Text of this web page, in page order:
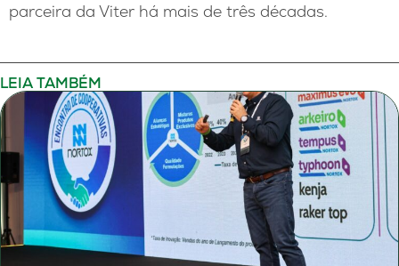
parceira da Viter há mais de três décadas.
LEIA TAMBÉM